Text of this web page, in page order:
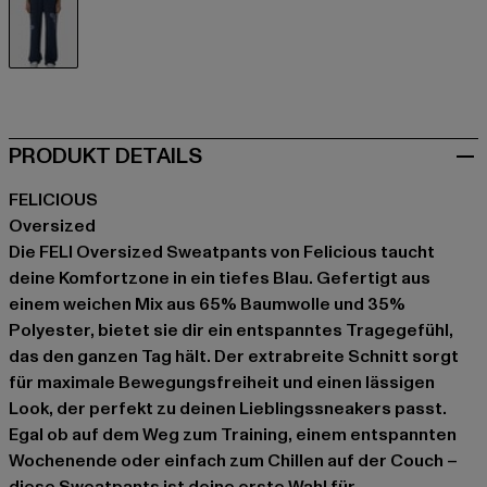
PRODUKT DETAILS
FELICIOUS
Oversized
Die FELI Oversized Sweatpants von Felicious taucht
deine Komfortzone in ein tiefes Blau. Gefertigt aus
einem weichen Mix aus 65% Baumwolle und 35%
Polyester, bietet sie dir ein entspanntes Tragegefühl,
das den ganzen Tag hält. Der extrabreite Schnitt sorgt
für maximale Bewegungsfreiheit und einen lässigen
Look, der perfekt zu deinen Lieblingssneakers passt.
Egal ob auf dem Weg zum Training, einem entspannten
Wochenende oder einfach zum Chillen auf der Couch –